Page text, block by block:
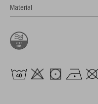
Material